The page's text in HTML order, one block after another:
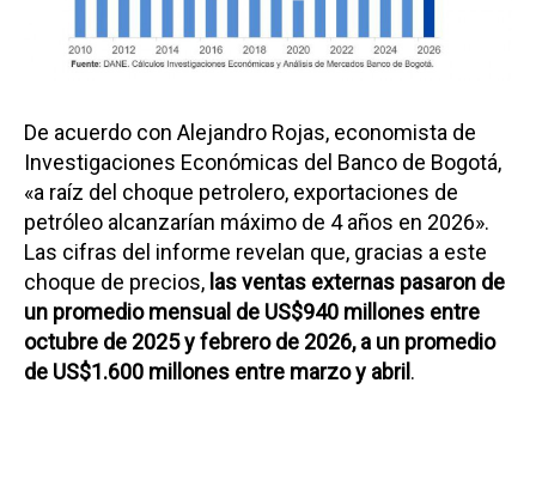
De acuerdo con Alejandro Rojas, economista de
Investigaciones Económicas del Banco de Bogotá,
«a raíz del choque petrolero, exportaciones de
petróleo alcanzarían máximo de 4 años en 2026».
Las cifras del informe revelan que, gracias a este
choque de precios, las ventas externas pasaron de
un promedio mensual de US$940 millones entre
octubre de 2025 y febrero de 2026, a un promedio
de US$1.600 millones entre marzo y abril .